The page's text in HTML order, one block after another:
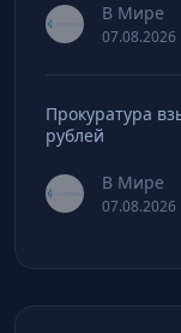
В Мире
07.08.2026
Прокуратура
рублей
В Мире
07.08.2026